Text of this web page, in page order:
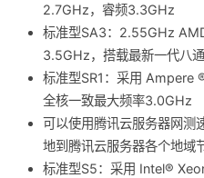
2.7GHz，睿频3.3GHz
标准型SA3：2.55GHz
3.5GHz，搭载最新一代八
标准型SR1：采用 Ampere
全核一致最大频率3.0GHz
可以使用腾讯云服务器网测
地到腾讯云服务器各个地域
标准型S5：采用 Intel®